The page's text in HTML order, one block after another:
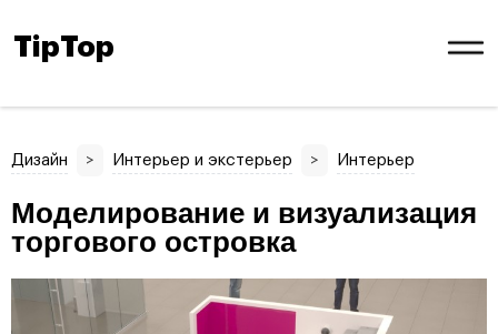
TipTop
Дизайн > Интерьер и экстерьер > Интерьер
Моделирование и визуализация
торгового островка